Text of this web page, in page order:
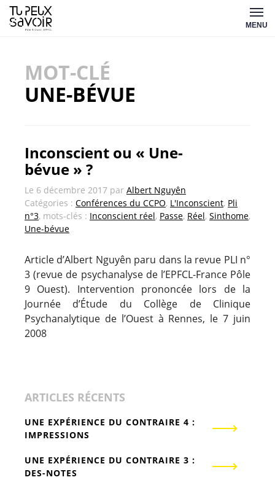
Aller
au
MENU
MOT-CLÉ
UNE-BÉVUE
Inconscient ou « Une-
bévue » ?
Le 6 décembre 2017 par Albert Nguyên
Catégories : Conférences du CCPO, L'Inconscient, Pli
n°3, mots-clés : Inconscient réel, Passe, Réel, Sinthome,
Une-bévue
Article d’Albert Nguyên paru dans la revue PLI n°
3 (revue de psychanalyse de l’EPFCL-France Pôle
9 Ouest). Intervention prononcée lors de la
Journée d’Étude du Collège de Clinique
Psychanalytique de l’Ouest à Rennes, le 7 juin
2008
ARTICLES RÉCENTS
UNE EXPÉRIENCE DU CONTRAIRE 4 :
IMPRESSIONS
UNE EXPÉRIENCE DU CONTRAIRE 3 :
DES-NOTES